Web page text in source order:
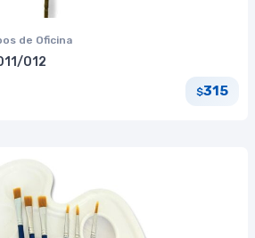
de Oficina
012
$315